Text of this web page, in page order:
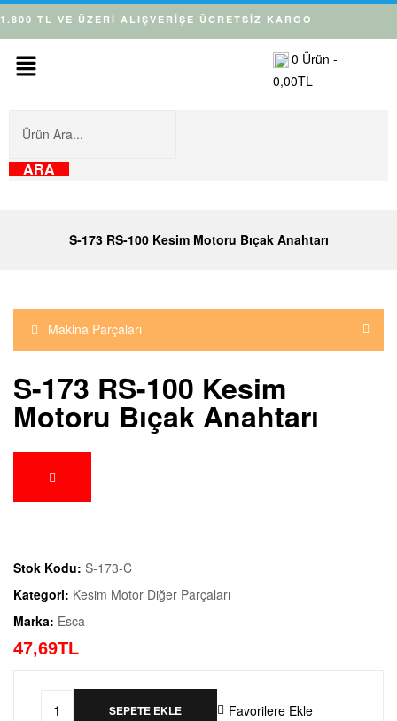
1.800 TL VE ÜZERİ ALIŞVERİŞE ÜCRETSİZ KARGO
0 Ürün -
0,00TL
ARA
S-173 RS-100 Kesim Motoru Bıçak Anahtarı
Makina Parçaları
S-173 RS-100 Kesim
Motoru Bıçak Anahtarı
Stok Kodu: S-173-C
Kategori: Kesim Motor Diğer Parçaları
Marka: Esca
47,69TL
SEPETE EKLE Favorilere Ekle